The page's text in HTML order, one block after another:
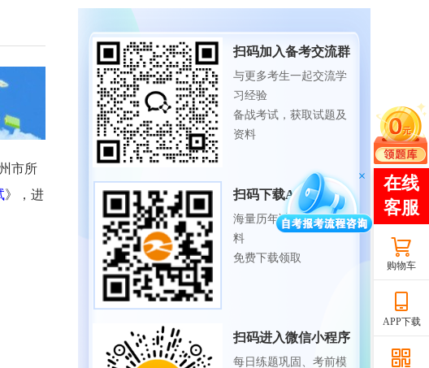
市所
》，进
扫码加入备考交流群
与更多考生一起交流学
习经验
备战考试，获取试题及
资料
扫码下载APP
海量历年试题、备考资
料
免费下载领取
扫码进入微信小程序
每日练题巩固、考前模
购物车
APP下载